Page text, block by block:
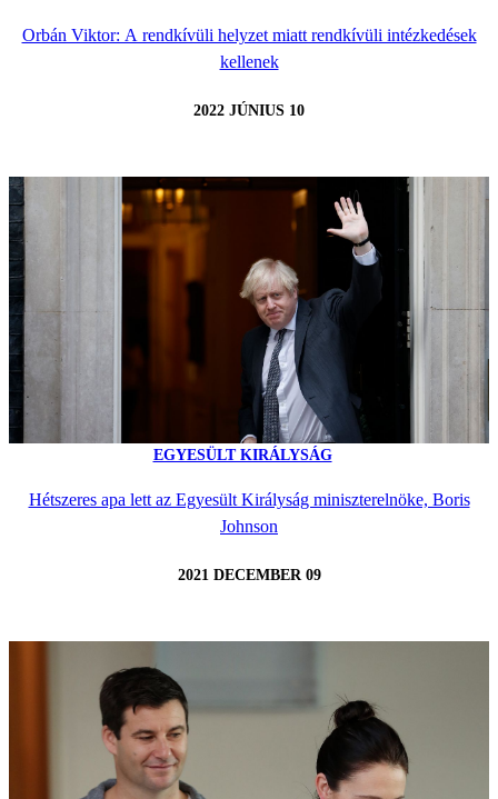
Orbán Viktor: A rendkívüli helyzet miatt rendkívüli intézkedések
kellenek
2022 JÚNIUS 10
EGYESÜLT KIRÁLYSÁG
Hétszeres apa lett az Egyesült Királyság miniszterelnöke, Boris
Johnson
2021 DECEMBER 09